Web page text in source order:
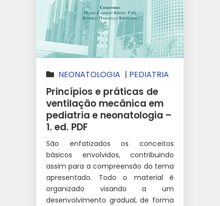
NEONATOLOGIA | PEDIATRIA
Princípios e práticas de
ventilação mecânica em
pediatria e neonatologia –
1. ed. PDF
São enfatizados os conceitos
básicos envolvidos, contribuindo
assim para a compreensão do tema
apresentado. Todo o material é
organizado visando a um
desenvolvimento gradual, de forma